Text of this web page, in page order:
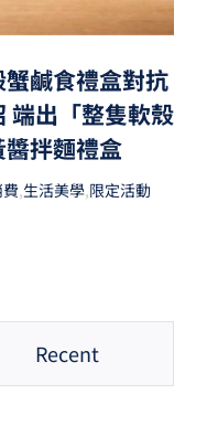
鹹食禮盒對抗
端出「整隻軟殼
拌麵禮盒
,生活美學,限定活動
Recent